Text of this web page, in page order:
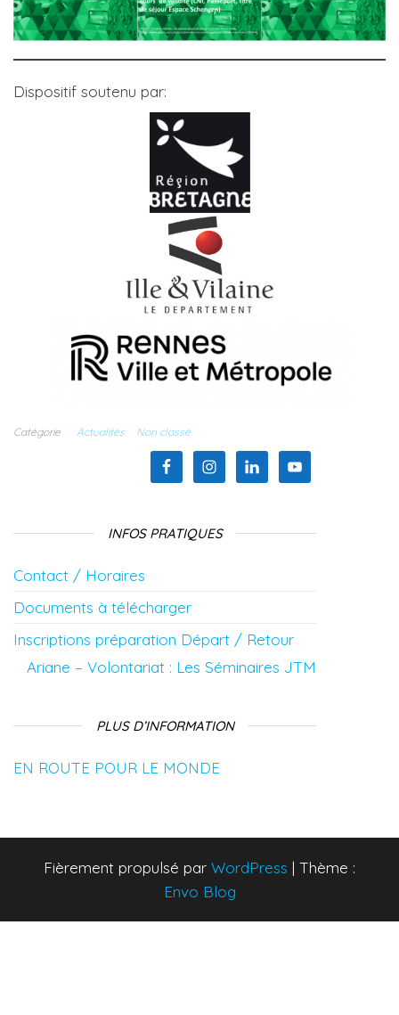
Dispositif soutenu par:
Catégorie Actualités Non classé
INFOS PRATIQUES
Contact / Horaires
Documents à télécharger
Inscriptions préparation Départ / Retour
Ariane – Volontariat : Les Séminaires JTM
PLUS D’INFORMATION
EN ROUTE POUR LE MONDE
Fièrement propulsé par WordPress | Thème :
Envo Blog